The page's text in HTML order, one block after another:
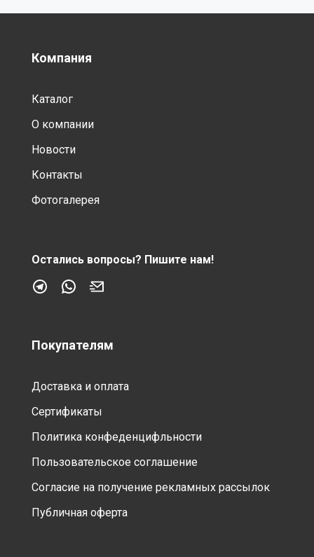
Компания
Каталог
О компании
Новости
Контакты
Фотогалерея
Остались вопросы? Пишите нам!
Покупателям
Доставка и оплата
Сертификаты
Политика конфеденцифльности
Пользовательское соглашение
Согласие на получение рекламных рассылок
Публичная оферта